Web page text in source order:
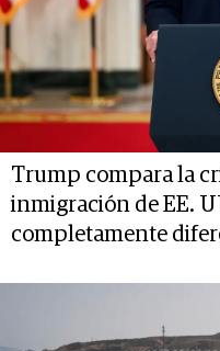
Trump compara la
inmigración de EE.
completamente